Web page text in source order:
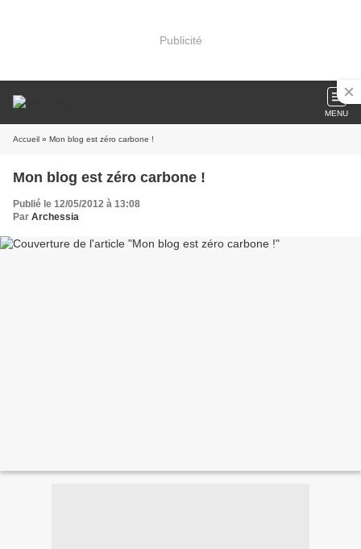
Publicité
MENU
Accueil » Mon blog est zéro carbone !
Mon blog est zéro carbone !
Publié le 12/05/2012 à 13:08
Par Archessia